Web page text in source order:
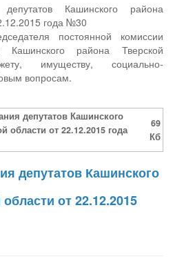
Кашинского района
года №30
постоянной комиссии
Кашинского района Тверской
имуществу, социально-
вопросам.
депутатов Кашинского
области от 22.12.2015 года
69
Кб
депутатов Кашинского
от 22.12.2015